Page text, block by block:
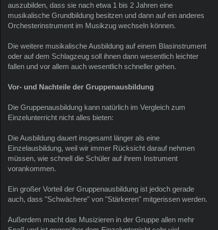
auszubilden, dass sie nach etwa 1 bis 2 Jahren eine
musikalische Grundbildung besitzen und dann auf ein anderes
Orchesterinstrument im Musikzug wechseln können.
Die weitere musikalische Ausbildung auf einem Blasinstrument
oder auf dem Schlagzeug soll ihnen dann wesentlich leichter
fallen und vor allem auch wesentlich schneller gehen.
Vor- und Nachteile der Gruppenausbildung
Die Gruppenausbildung kann natürlich im Vergleich zum
Einzelunterricht nicht alles bieten:
Die Ausbildung dauert insgesamt länger als eine
Einzelausbildung, weil wir immer Rücksicht darauf nehmen
müssen, wie schnell die Schüler auf ihrem Instrument
vorankommen.
Ein großer Vorteil der Gruppenausbildung ist jedoch gerade
auch, dass "Schwächere" von "Stärkeren" mitgerissen werden.
Außerdem macht das Musizieren in der Gruppe allen mehr